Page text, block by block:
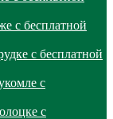
с бесплатной
с бесплатной
с
с